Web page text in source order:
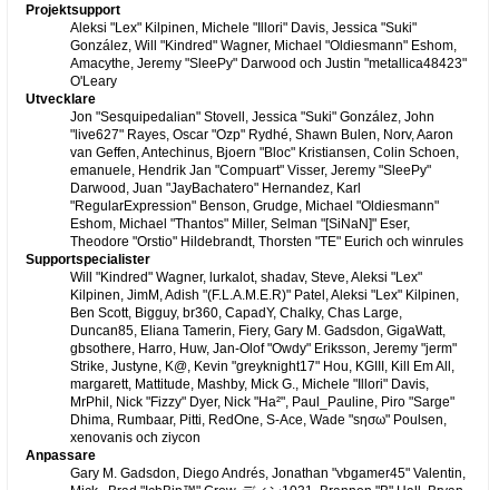
Projektsupport
Aleksi "Lex" Kilpinen, Michele "Illori" Davis, Jessica "Suki"
González, Will "Kindred" Wagner, Michael "Oldiesmann" Eshom,
Amacythe, Jeremy "SleePy" Darwood och Justin "metallica48423"
O'Leary
Utvecklare
Jon "Sesquipedalian" Stovell, Jessica "Suki" González, John
"live627" Rayes, Oscar "Ozp" Rydhé, Shawn Bulen, Norv, Aaron
van Geffen, Antechinus, Bjoern "Bloc" Kristiansen, Colin Schoen,
emanuele, Hendrik Jan "Compuart" Visser, Jeremy "SleePy"
Darwood, Juan "JayBachatero" Hernandez, Karl
"RegularExpression" Benson, Grudge, Michael "Oldiesmann"
Eshom, Michael "Thantos" Miller, Selman "[SiNaN]" Eser,
Theodore "Orstio" Hildebrandt, Thorsten "TE" Eurich och winrules
Supportspecialister
Will "Kindred" Wagner, lurkalot, shadav, Steve, Aleksi "Lex"
Kilpinen, JimM, Adish "(F.L.A.M.E.R)" Patel, Aleksi "Lex" Kilpinen,
Ben Scott, Bigguy, br360, CapadY, Chalky, Chas Large,
Duncan85, Eliana Tamerin, Fiery, Gary M. Gadsdon, GigaWatt,
gbsothere, Harro, Huw, Jan-Olof "Owdy" Eriksson, Jeremy "jerm"
Strike, Justyne, K@, Kevin "greyknight17" Hou, KGIII, Kill Em All,
margarett, Mattitude, Mashby, Mick G., Michele "Illori" Davis,
MrPhil, Nick "Fizzy" Dyer, Nick "Ha²", Paul_Pauline, Piro "Sarge"
Dhima, Rumbaar, Pitti, RedOne, S-Ace, Wade "sησω" Poulsen,
xenovanis och ziycon
Anpassare
Gary M. Gadsdon, Diego Andrés, Jonathan "vbgamer45" Valentin,